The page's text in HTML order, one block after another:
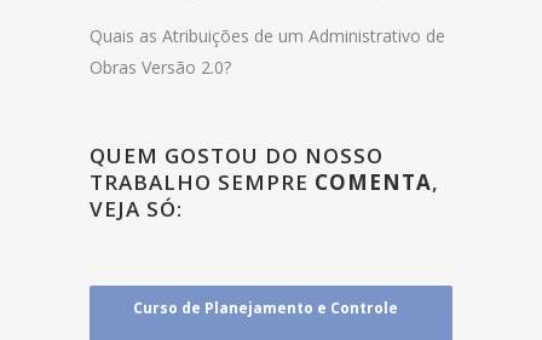
Quais as Atribuições de um Administrativo de
Obras Versão 2.0?
QUEM GOSTOU DO NOSSO
TRABALHO SEMPRE COMENTA,
VEJA SÓ:
Curso de Planejamento e Controle